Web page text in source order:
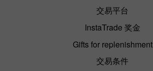
交易平台
InstaTrade 奖金
Gifts for replenishment
交易条件